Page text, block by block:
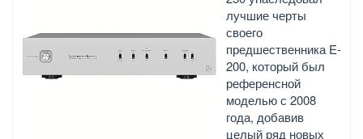
лучшие черты
своего
предшественника E-
200, который был
референсной
моделью с 2008
года, добавив
целый ряд новых